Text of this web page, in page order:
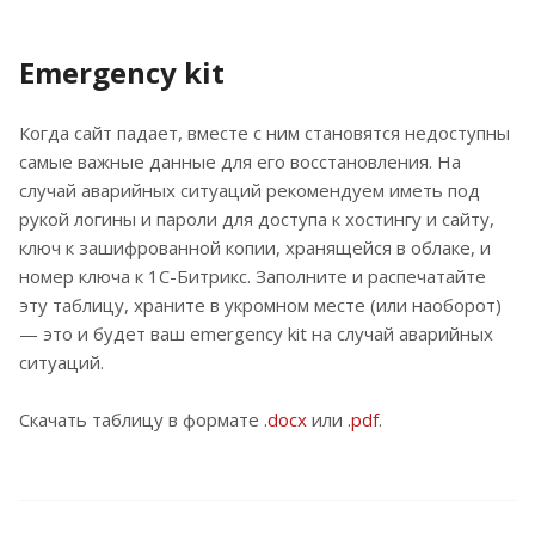
Emergency kit
Когда сайт падает, вместе с ним становятся недоступны
самые важные данные для его восстановления. На
случай аварийных ситуаций рекомендуем иметь под
рукой логины и пароли для доступа к хостингу и сайту,
ключ к зашифрованной копии, хранящейся в облаке, и
номер ключа к 1С-Битрикс. Заполните и распечатайте
эту таблицу, храните в укромном месте (или наоборот)
— это и будет ваш emergency kit на случай аварийных
ситуаций.
Скачать таблицу в формате .docx или .pdf.